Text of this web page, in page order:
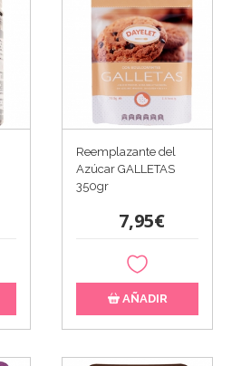
Reemplazante del
Azúcar GALLETAS
350gr
7,95€
AÑADIR